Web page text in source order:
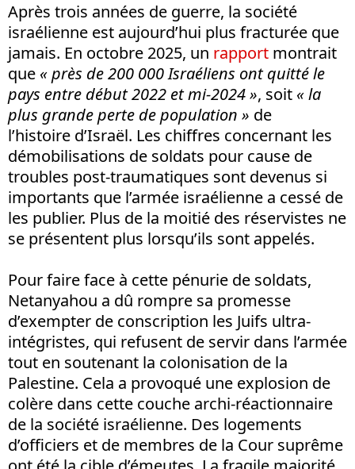
Après trois années de guerre, la société
israélienne est aujourd’hui plus fracturée que
jamais. En octobre 2025, un rapport montrait
que « près de 200 000 Israéliens ont quitté le
pays entre début 2022 et mi-2024 », soit « la
plus grande perte de population » de
l’histoire d’Israël. Les chiffres concernant les
démobilisations de soldats pour cause de
troubles post-traumatiques sont devenus si
importants que l’armée israélienne a cessé de
les publier. Plus de la moitié des réservistes ne
se présentent plus lorsqu’ils sont appelés.
Pour faire face à cette pénurie de soldats,
Netanyahou a dû rompre sa promesse
d’exempter de conscription les Juifs ultra-
intégristes, qui refusent de servir dans l’armée
tout en soutenant la colonisation de la
Palestine. Cela a provoqué une explosion de
colère dans cette couche archi-réactionnaire
de la société israélienne. Des logements
d’officiers et de membres de la Cour suprême